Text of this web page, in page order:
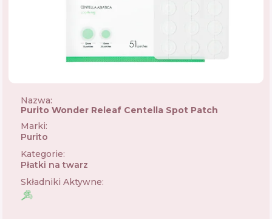
Nazwa:
Purito Wonder Releaf Centella Spot Patch
Marki:
Purito
Kategorie:
Płatki na twarz
Składniki Aktywne: